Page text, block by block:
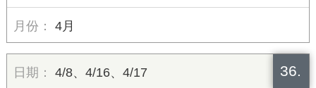
4月
36.
4/8、4/16、4/17